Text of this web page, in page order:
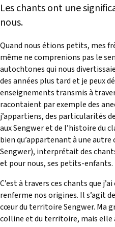
Les chants ont une
nous.
Quand nous étions petits, mes
même ne comprenions pas le
autochtones qui nous
des années plus tard et je peux
enseignements transmis à
racontaient par exemple des
j’appartiens, des particularités
aux Sengwer et de l’histoire du
bien qu’appartenant à une
Sengwer), interprétait des
et pour nous, ses petits-enfants.
C’est à travers ces chants que
renferme nos origines. Il s’agit
cœur du territoire Sengwer. Ma
colline et du territoire, mais elle